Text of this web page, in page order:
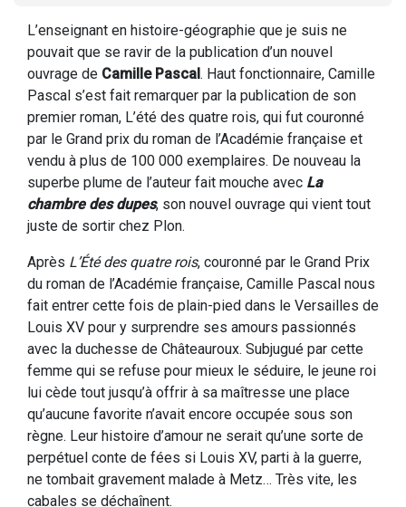
L’enseignant en histoire-géographie que je suis ne
pouvait que se ravir de la publication d’un nouvel
ouvrage de Camille Pascal. Haut fonctionnaire, Camille
Pascal s’est fait remarquer par la publication de son
premier roman, L’été des quatre rois, qui fut couronné
par le Grand prix du roman de l’Académie française et
vendu à plus de 100 000 exemplaires. De nouveau la
superbe plume de l’auteur fait mouche avec La
chambre des dupes, son nouvel ouvrage qui vient tout
juste de sortir chez Plon.
Après L’Été des quatre rois, couronné par le Grand Prix
du roman de l’Académie française, Camille Pascal nous
fait entrer cette fois de plain-pied dans le Versailles de
Louis XV pour y surprendre ses amours passionnés
avec la duchesse de Châteauroux. Subjugué par cette
femme qui se refuse pour mieux le séduire, le jeune roi
lui cède tout jusqu’à offrir à sa maîtresse une place
qu’aucune favorite n’avait encore occupée sous son
règne. Leur histoire d’amour ne serait qu’une sorte de
perpétuel conte de fées si Louis XV, parti à la guerre,
ne tombait gravement malade à Metz… Très vite, les
cabales se déchaînent.